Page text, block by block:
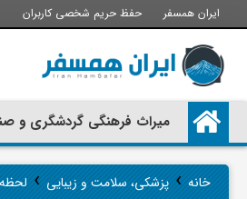
ایران همسفر حفظ حریم شخصی کاربران
م
ی
میراث فرهنگی گردشگری و
خانه›پزشکی، سلامت و زیبایی›